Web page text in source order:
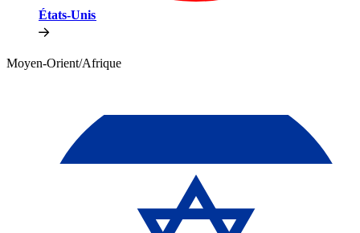
États-Unis​​
Moyen-Orient/Afrique​​